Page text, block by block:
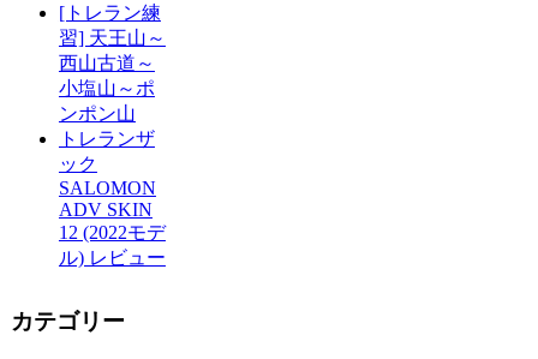
[トレラン練
習] 天王山～
西山古道～
小塩山～ポ
ンポン山
トレランザ
ック
SALOMON
ADV SKIN
12 (2022モデ
ル) レビュー
カテゴリー